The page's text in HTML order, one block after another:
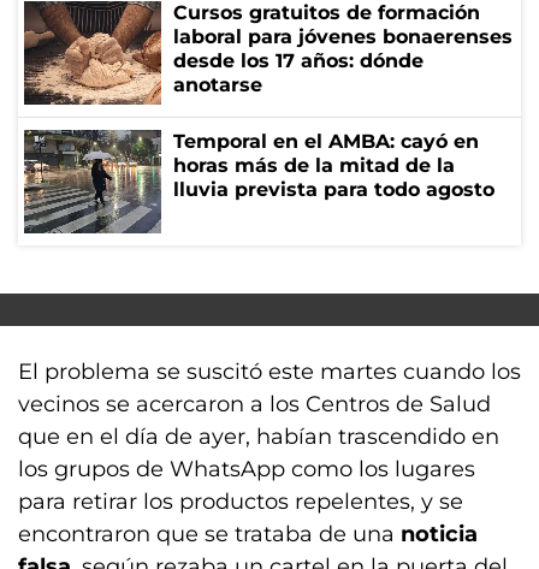
Cursos gratuitos de formación
laboral para jóvenes bonaerenses
desde los 17 años: dónde
anotarse
Temporal en el AMBA: cayó en
horas más de la mitad de la
lluvia prevista para todo agosto
El problema se suscitó este martes cuando los
vecinos se acercaron a los Centros de Salud
que en el día de ayer, habían trascendido en
los grupos de WhatsApp como los lugares
para retirar los productos repelentes, y se
encontraron que se trataba de una noticia